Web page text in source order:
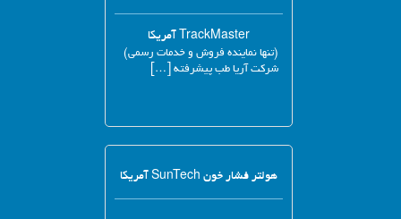
TrackMaster آمریکا
(تنها نماینده فروش و خدمات رسمی)
شرکت آریا طب پیشرفته […]
هولتر فشار خون SunTech آمریکا